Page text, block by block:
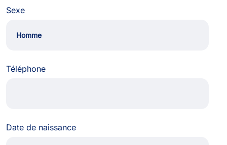
Sexe
Téléphone
Date de naissance